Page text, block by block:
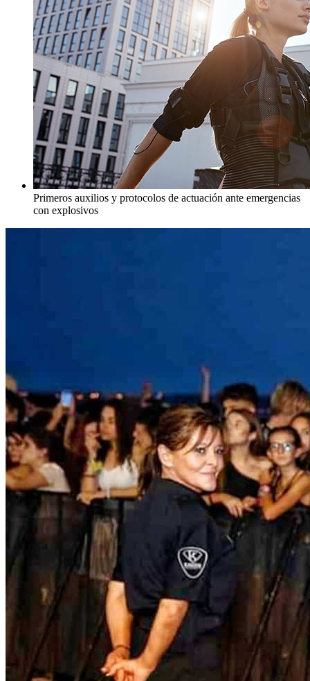
Primeros auxilios y protocolos de actuación ante emergencias
con explosivos